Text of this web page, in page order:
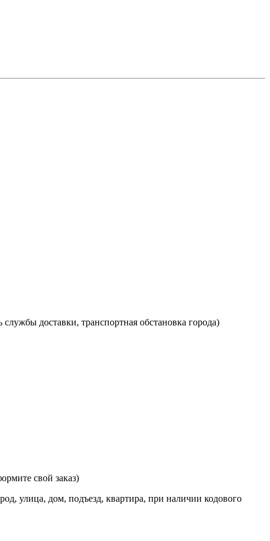
доставки, транспортная обстановка города)
свой заказ)
улица, дом, подъезд, квартира, при наличии кодового